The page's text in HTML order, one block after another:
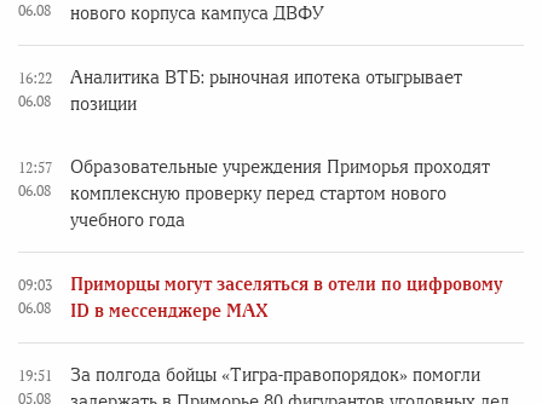
06.08
нового корпуса кампуса ДВФУ
16:22
06.08
Аналитика ВТБ: рыночная ипотека отыгрывает
позиции
12:57
06.08
Образовательные учреждения Приморья проходят
комплексную проверку перед стартом нового
учебного года
09:03
06.08
Приморцы могут заселяться в отели по цифровому
ID в мессенджере MAX
19:51
05.08
За полгода бойцы «Тигра-правопорядок» помогли